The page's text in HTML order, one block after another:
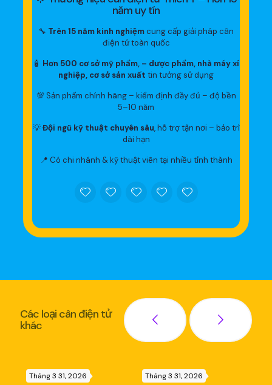
năm uy tín
🔧 Trên 15 năm kinh nghiệmcung cấp giải pháp cân
điện tử toàn quốc
🧴 Hơn 500 cơ sở mỹ phẩm, – dược phẩm, nhà máy xí
nghiệp, cơ sở sản xuất tin tưởng sử dụng
💯 Sản phẩm chính hãng – kiểm định đầy đủ – độ bền
5–10 năm
💡Đội ngũ kỹ thuật chuyên sâu, hỗ trợ tận nơi – bảo trì
dài hạn
📍 Có chi nhánh & kỹ thuật viên tại nhiều tỉnh thành
Các loại cân điện tử
khác
Tháng 3 31, 2026 Tháng 3 31, 2026